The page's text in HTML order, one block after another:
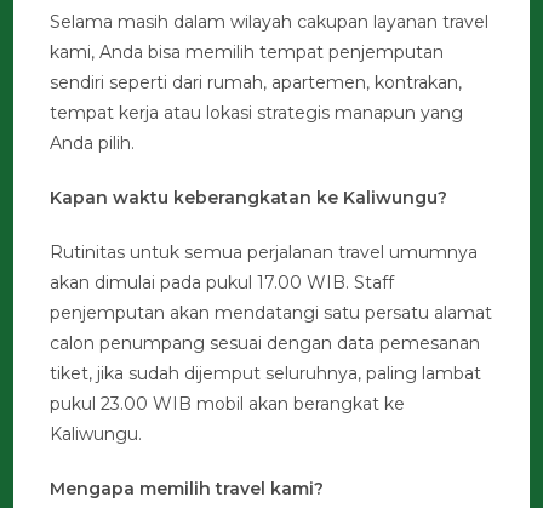
Selama masih dalam wilayah cakupan layanan travel
kami, Anda bisa memilih tempat penjemputan
sendiri seperti dari rumah, apartemen, kontrakan,
tempat kerja atau lokasi strategis manapun yang
Anda pilih.
Kapan waktu keberangkatan ke Kaliwungu?
Rutinitas untuk semua perjalanan travel umumnya
akan dimulai pada pukul 17.00 WIB. Staff
penjemputan akan mendatangi satu persatu alamat
calon penumpang sesuai dengan data pemesanan
tiket, jika sudah dijemput seluruhnya, paling lambat
pukul 23.00 WIB mobil akan berangkat ke
Kaliwungu.
Mengapa memilih travel kami?